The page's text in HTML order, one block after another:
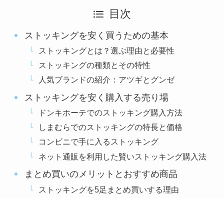
目次
ストッキングを安く買うための基本
ストッキングとは？選ぶ理由と必要性
ストッキングの種類とその特性
人気ブランドの紹介：アツギとグンゼ
ストッキングを安く購入する売り場
ドンキホーテでのストッキング購入方法
しまむらでのストッキングの特長と価格
コンビニで手に入るストッキング
ネット通販を利用した賢いストッキング購入法
まとめ買いのメリットとおすすめ商品
ストッキングを5足まとめ買いする理由